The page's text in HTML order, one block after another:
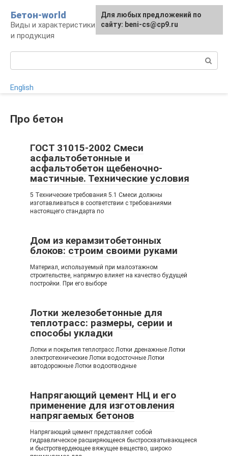
контенту
Бетон-world
Виды и характеристики бетона, конструкции
и продукция
English
Про бетон
ГОСТ 31015-2002 Смеси
асфальтобетонные и
асфальтобетон щебеночно-
мастичные. Технические условия
5 Технические требования 5.1 Смеси должны
изготавливаться в соответствии с требованиями
настоящего стандарта по
Дом из керамзитобетонных
блоков: строим своими руками
Материал, используемый при малоэтажном
строительстве, напрямую влияет на качество будущей
постройки. При его выборе
Лотки железобетонные для
теплотрасс: размеры, серии и
способы укладки
Лотки и покрытия теплотрасс Лотки дренажные Лотки
электротехнические Лотки водосточные Лотки
автодорожные Лотки водоотводные
Напрягающий цемент НЦ и его
применение для изготовления
напрягаемых бетонов
Напрягающий цемент представляет собой
гидравлическое расширяющееся быстросхватывающееся
и быстротвердеющее вяжущее вещество, широко
Для любых предложений по
сайту: beni-cs@cp9.ru